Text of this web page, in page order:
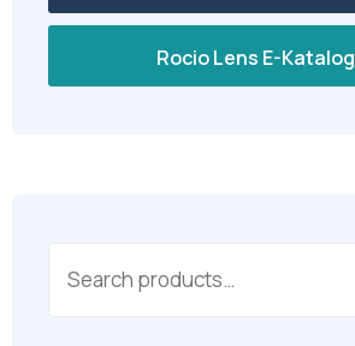
Rocio Lens E-Katalog